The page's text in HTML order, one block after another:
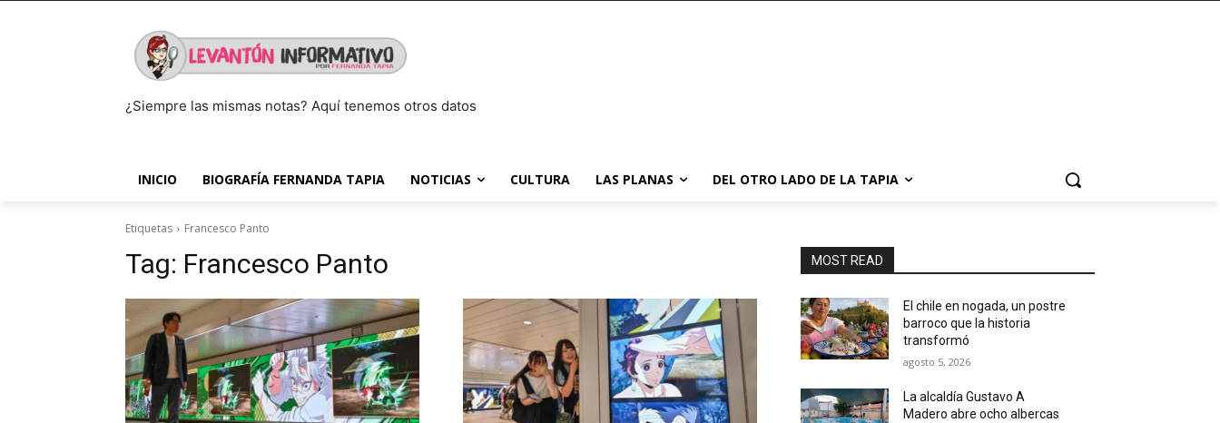
¿Siempre las mismas notas? Aquí tenemos otros datos
INICIO BIOGRAFÍA FERNANDA TAPIA NOTICIAS CULTURA LAS PLANAS DEL OTRO LADO DE LA TAPIA
Etiquetas Francesco Panto
Tag: Francesco Panto MOST READ
El chile en nogada, un postre
barroco que la historia
transformó
agosto 5, 2026
La alcaldía Gustavo A
Madero abre ocho albercas